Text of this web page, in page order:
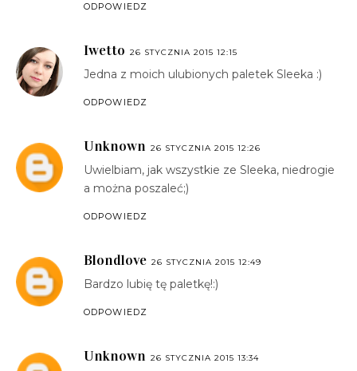
ODPOWIEDZ
Iwetto 26 STYCZNIA 2015 12:15
Jedna z moich ulubionych paletek Sleeka :)
ODPOWIEDZ
Unknown 26 STYCZNIA 2015 12:26
Uwielbiam, jak wszystkie ze Sleeka, niedrogie
a można poszaleć;)
ODPOWIEDZ
Blondlove 26 STYCZNIA 2015 12:49
Bardzo lubię tę paletkę!:)
ODPOWIEDZ
Unknown 26 STYCZNIA 2015 13:34